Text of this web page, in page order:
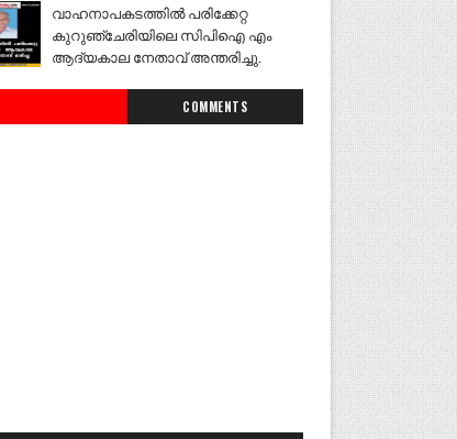
വാഹനാപകടത്തിൽ പരിക്കേറ്റ
കുറുഞ്ചേരിയിലെ സിപിഐ എം
ആദ്യകാല നേതാവ് അന്തരിച്ചു.
COMMENTS